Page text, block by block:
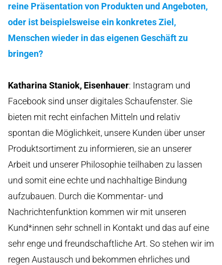
reine Präsentation von Produkten und Angeboten,
oder ist beispielsweise ein konkretes Ziel,
Menschen wieder in das eigenen Geschäft zu
bringen?
Katharina Staniok, Eisenhauer: Instagram und
Facebook sind unser digitales Schaufenster. Sie
bieten mit recht einfachen Mitteln und relativ
spontan die Möglichkeit, unsere Kunden über unser
Produktsortiment zu informieren, sie an unserer
Arbeit und unserer Philosophie teilhaben zu lassen
und somit eine echte und nachhaltige Bindung
aufzubauen. Durch die Kommentar- und
Nachrichtenfunktion kommen wir mit unseren
Kund*innen sehr schnell in Kontakt und das auf eine
sehr enge und freundschaftliche Art. So stehen wir im
regen Austausch und bekommen ehrliches und